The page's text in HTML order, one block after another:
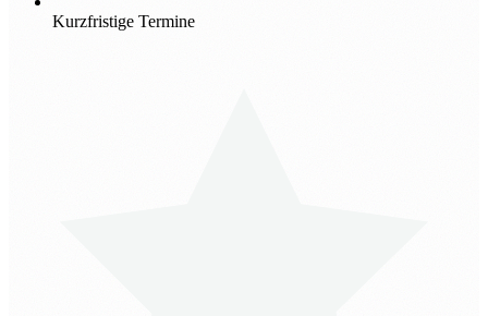
Kurzfristige Termine